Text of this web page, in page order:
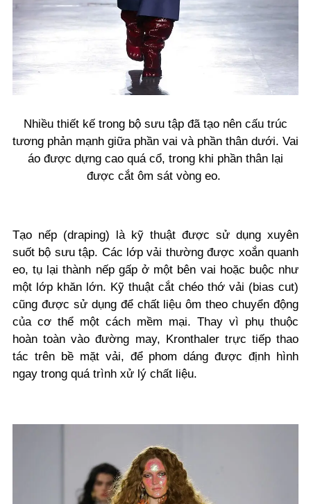
Nhiều thiết kế trong bộ sưu tập đã tạo nên cấu trúc
tương phản mạnh giữa phần vai và phần thân dưới. Vai
áo được dựng cao quá cổ, trong khi phần thân lại
được cắt ôm sát vòng eo.
Tạo nếp (draping) là kỹ thuật được sử dụng xuyên
suốt bộ sưu tập. Các lớp vải thường được xoắn quanh
eo, tụ lại thành nếp gấp ở một bên vai hoặc buộc như
một lớp khăn lớn. Kỹ thuật cắt chéo thớ vải (bias cut)
cũng được sử dụng để chất liệu ôm theo chuyển động
của cơ thể một cách mềm mại. Thay vì phụ thuộc
hoàn toàn vào đường may, Kronthaler trực tiếp thao
tác trên bề mặt vải, để phom dáng được định hình
ngay trong quá trình xử lý chất liệu.